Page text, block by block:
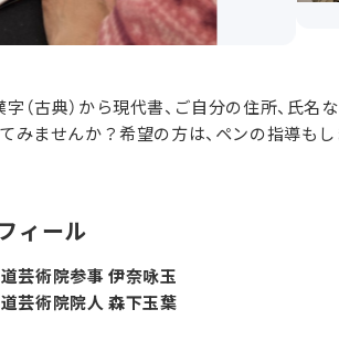
古典）から現代書、ご自分の住所、氏名
みませんか？希望の方は、ペンの指導も
ィール
芸術院参事 伊奈咏玉
芸術院院人 森下玉葉